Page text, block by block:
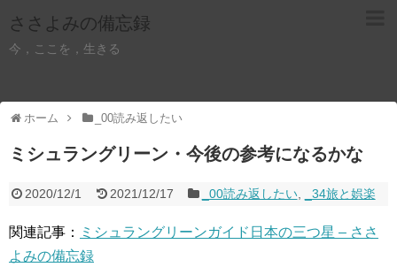
ささよみの備忘録
今，ここを，生きる
ホーム _00読み返したい
ミシュラングリーン・今後の参考になるかな
2020/12/1 2021/12/17 _00読み返したい, _34旅と娯楽
関連記事：
ミシュラングリーンガイド日本の三つ星 – ささ
よみの備忘録